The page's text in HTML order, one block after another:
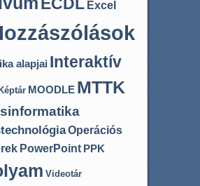
Excel
alapjai Interaktív
Képtár MOODLE MTTK
Operációs
PowerPoint PPK
Videotár